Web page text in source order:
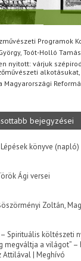
Programok
Toót-Holló Tamás
nyitott: várjuk
Magyarországi
bejegyzései
Lépések könyve
Ági versei
Zoltán,
– Spirituális költészeti
megváltja a világot”
Attilával | Meghívó